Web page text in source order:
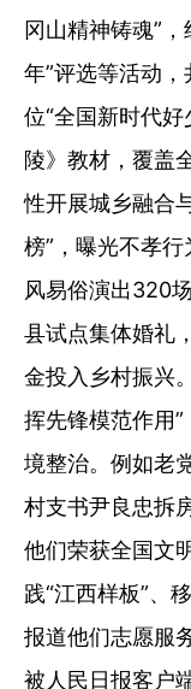
冈山精神铸魂”
年”评选等活动
位“全国新时代
陵》教材，覆盖
性开展城乡融合
榜”，曝光不孝
风易俗演出320
县试点集体婚礼
金投入乡村振兴
挥先锋模范作用
境整治。例如老
村支书尹良忠拆
他们荣获全国文
践“江西样板”、
报道他们志愿服
被人民日报客户